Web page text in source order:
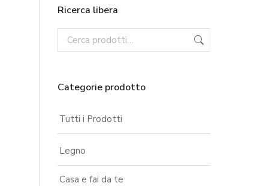
Ricerca libera
Categorie prodotto
Tutti i Prodotti
Legno
Casa e fai da te